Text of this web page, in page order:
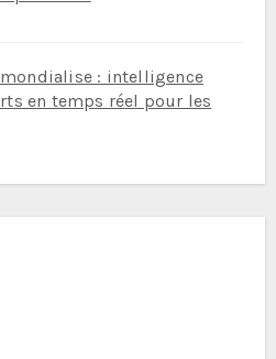
mondialise : intelligence
en temps réel pour les